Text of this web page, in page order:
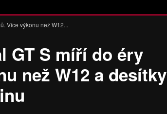
Více výkonu než W12...
GT S míří do éry
než W12 a desítky